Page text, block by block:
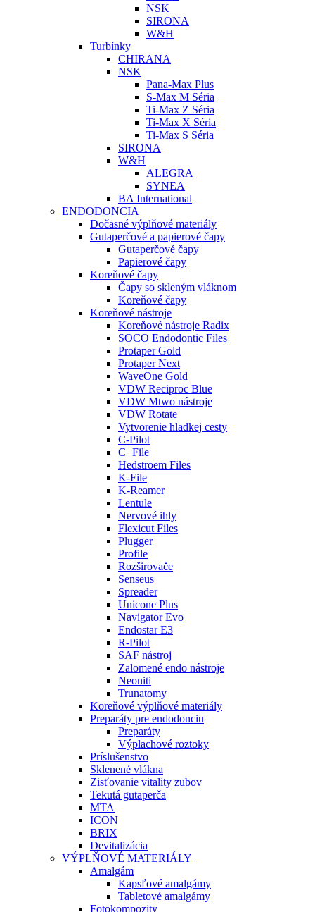
NSK
SIRONA
W&H
Turbínky
CHIRANA
NSK
Pana-Max Plus
S-Max M Séria
Ti-Max Z Séria
Ti-Max X Séria
Ti-Max S Séria
SIRONA
W&H
ALEGRA
SYNEA
BA International
ENDODONCIA
Dočasné výplňové materiály
Gutaperčové a papierové čapy
Gutaperčové čapy
Papierové čapy
Koreňové čapy
Čapy so skleným vláknom
Koreňové čapy
Koreňové nástroje
Koreňové nástroje Radix
SOCO Endodontic Files
Protaper Gold
Protaper Next
WaveOne Gold
VDW Reciproc Blue
VDW Mtwo nástroje
VDW Rotate
Vytvorenie hladkej cesty
C-Pilot
C+File
Hedstroem Files
K-File
K-Reamer
Lentule
Nervové ihly
Flexicut Files
Plugger
Profile
Rozširovače
Senseus
Spreader
Unicone Plus
Navigator Evo
Endostar E3
R-Pilot
SAF nástroj
Zalomené endo nástroje
Neoniti
Trunatomy
Koreňové výplňové materiály
Preparáty pre endodonciu
Preparáty
Výplachové roztoky
Príslušenstvo
Sklenené vlákna
Zisťovanie vitality zubov
Tekutá gutaperča
MTA
ICON
BRIX
Devitalizácia
VÝPLŇOVÉ MATERIÁLY
Amalgám
Kapsľové amalgámy
Tabletové amalgámy
Fotokompozity